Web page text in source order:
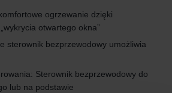
ogrzewanie dzięki
otwartego okna”
sterownik bezprzewodowy umożliwia
Sterownik bezprzewodowy do
lub na podstawie